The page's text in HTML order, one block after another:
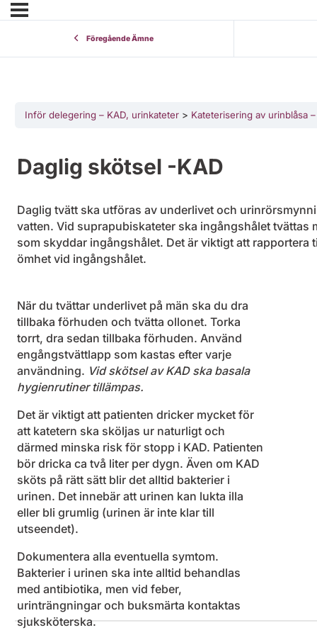
Föregående Ämne
Inför delegering – KAD, urinkateter Kateterisering av urinblåsa
Daglig skötsel -KAD
Daglig tvätt ska utföras av underlivet och
vatten. Vid suprapubiskateter ska ingångshålet
som skyddar ingångshålet. Det är viktigt att
ömhet vid ingångshålet.
När du tvättar underlivet på män ska du dra
tillbaka förhuden och tvätta ollonet. Torka
torrt, dra sedan tillbaka förhuden. Använd
engångstvättlapp som kastas efter varje
användning. Vid skötsel av KAD ska basala
hygienrutiner tillämpas.
Det är viktigt att patienten dricker mycket för
att katetern ska sköljas ur naturligt och
därmed minska risk för stopp i KAD. Patienten
bör dricka ca två liter per dygn. Även om KAD
sköts på rätt sätt blir det alltid bakterier i
urinen. Det innebär att urinen kan lukta illa
eller bli grumlig (urinen är inte klar till
utseendet).
Dokumentera alla eventuella symtom.
Bakterier i urinen ska inte alltid behandlas
med antibiotika, men vid feber,
urinträngningar och buksmärta kontaktas
sjuksköterska.